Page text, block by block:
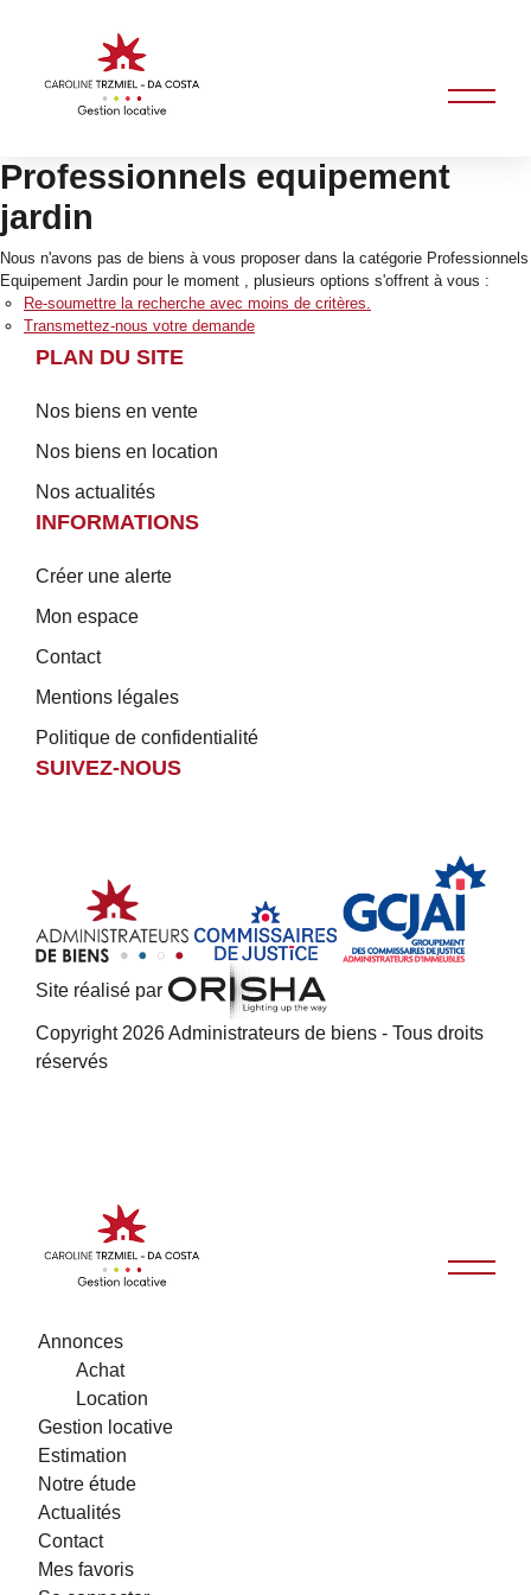
Professionnels equipement
jardin
Nous n'avons pas de biens à vous proposer dans la catégorie Professionnels
Equipement Jardin pour le moment , plusieurs options s'offrent à vous :
Re-soumettre la recherche avec moins de critères.
Transmettez-nous votre demande
PLAN DU SITE
Nos biens en vente
Nos biens en location
Nos actualités
INFORMATIONS
Créer une alerte
Mon espace
Contact
Mentions légales
Politique de confidentialité
SUIVEZ-NOUS
Site réalisé par
Copyright 2026 Administrateurs de biens - Tous droits
réservés
Annonces
Achat
Location
Gestion locative
Estimation
Notre étude
Actualités
Contact
Mes favoris